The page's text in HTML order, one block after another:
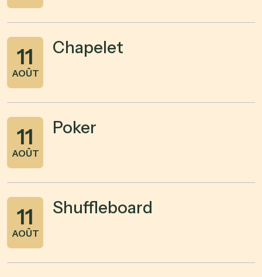
11
AOÛT
Chapelet
11
AOÛT
Poker
11
AOÛT
Shuffleboard